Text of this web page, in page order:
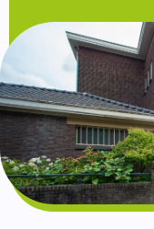
Schoolgids
Gezonde
BSO
Privacy